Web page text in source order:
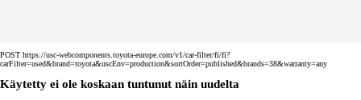
POST https://usc-webcomponents.toyota-europe.com/v1/car-filter/fi/fi?
carFilter=used&brand=toyota&uscEnv=production&sortOrder=published&brands=38&warranty=any
Käytetty ei ole koskaan tuntunut näin uudelta